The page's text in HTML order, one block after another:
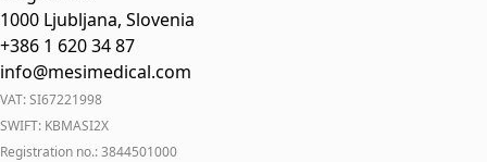
1000 Ljubljana, Slovenia
+386 1 620 34 87
info@mesimedical.com
VAT: SI67221998
SWIFT: KBMASI2X
Registration no.: 3844501000